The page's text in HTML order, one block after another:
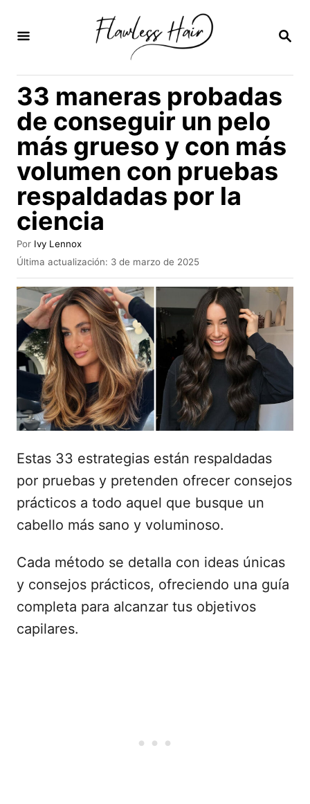
B
C
A
R
33 maneras probadas
de conseguir un pelo
más grueso y con más
volumen con pruebas
respaldadas por la
ciencia
Por A
u
o
Ivy Lennox
P
u
b
l
i
a
l
Última actualización: 3 de marzo de 2025
Estas 33 estrategias están respaldadas
por pruebas y pretenden ofrecer consejos
prácticos a todo aquel que busque un
cabello más sano y voluminoso.
Cada método se detalla con ideas únicas
y consejos prácticos, ofreciendo una guía
completa para alcanzar tus objetivos
capilares.